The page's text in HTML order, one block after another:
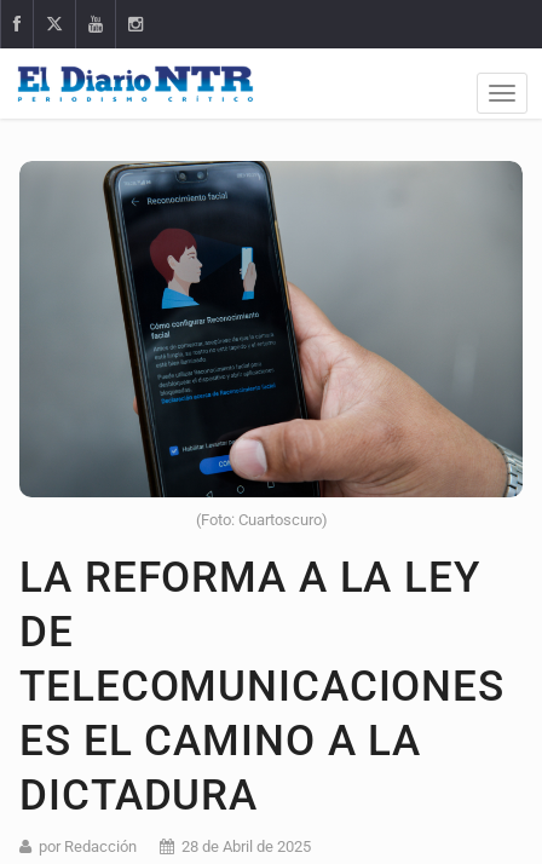
(Foto: Cuartoscuro)
LA REFORMA A LA LEY
DE
TELECOMUNICACIONES
ES EL CAMINO A LA
DICTADURA
por Redacción 28 de Abril de 2025